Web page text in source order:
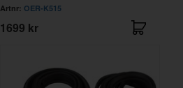
Artnr: OER-K515
1699 kr